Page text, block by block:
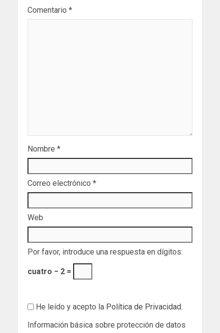
Comentario *
Nombre *
Correo electrónico *
Web
Por favor, introduce una respuesta en dígitos:
cuatro − 2 =
He leído y acepto la Política de Privacidad.
Información básica sobre protección de datos